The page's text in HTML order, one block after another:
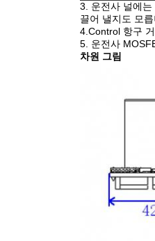
3. 운전사 널에
끌어 낼지도 모
4.Control 항구
5. 운전사
차원 그림